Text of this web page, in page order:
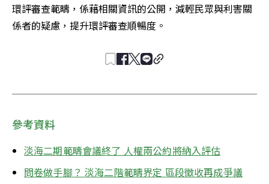
環評審查範疇，係藉相關資訊的公開，減輕民眾與利害關
係者的疑慮，提升環評審查順暢度。
參考資料
淡海二期範疇會議終了 人權兩公約將納入評估
問卷做手腳？ 淡海二階範疇界定 區段徵收再成爭議